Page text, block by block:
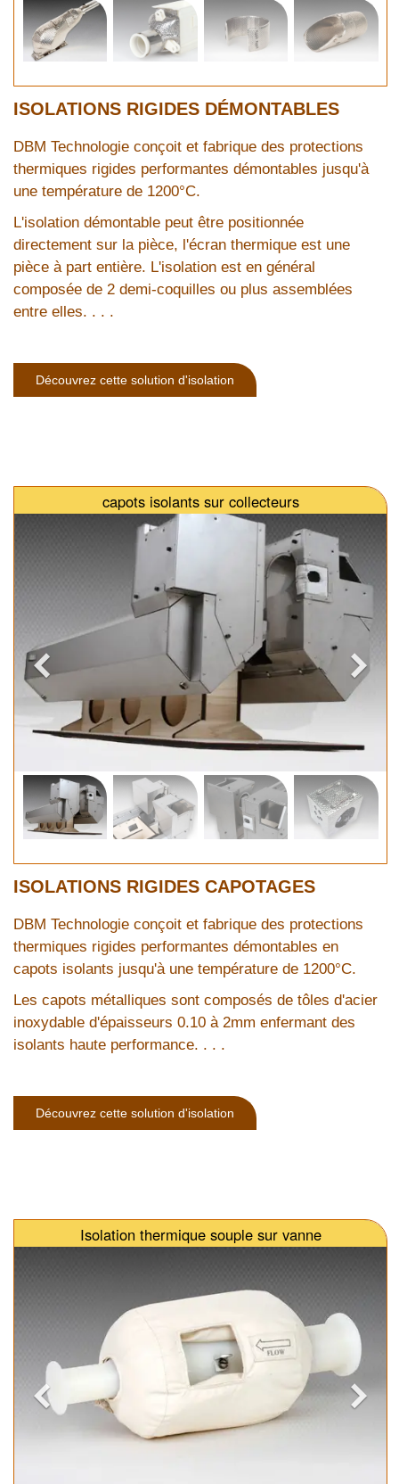
ISOLATIONS RIGIDES DÉMONTABLES
DBM Technologie conçoit et fabrique des protections
thermiques rigides performantes démontables jusqu'à
une température de 1200°C.
L'isolation démontable peut être positionnée
directement sur la pièce, l'écran thermique est une
pièce à part entière. L'isolation est en général
composée de 2 demi-coquilles ou plus assemblées
entre elles. . . .
Découvrez cette solution d'isolation
capots isolants sur collecteurs
ISOLATIONS RIGIDES CAPOTAGES
DBM Technologie conçoit et fabrique des protections
thermiques rigides performantes démontables en
capots isolants jusqu'à une température de 1200°C.
Les capots métalliques sont composés de tôles d'acier
inoxydable d'épaisseurs 0.10 à 2mm enfermant des
isolants haute performance. . . .
Découvrez cette solution d'isolation
Isolation thermique souple sur vanne